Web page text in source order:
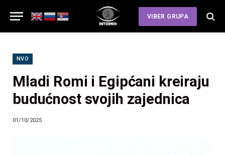
VIBER GRUPA
NVO
Mladi Romi i Egipćani kreiraju
budućnost svojih zajednica
01/10/2025